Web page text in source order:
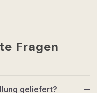
Fragen
geliefert?